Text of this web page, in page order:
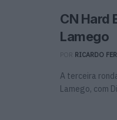
CN Hard
Lamego
RICARDO
A terceira
Lamego, com